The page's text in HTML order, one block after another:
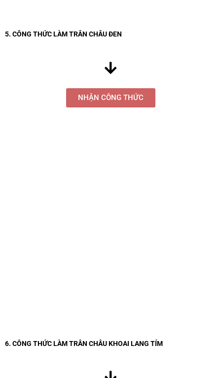
5. CÔNG THỨC LÀM TRÂN CHÂU ĐEN
NHẬN CÔNG THỨC
6. CÔNG THỨC LÀM TRÂN CHÂU KHOAI LANG TÍM